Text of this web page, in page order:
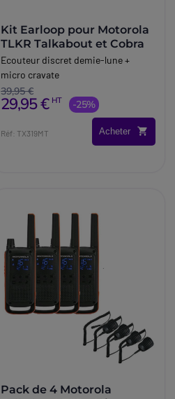
Kit Earloop pour Motorola
TLKR Talkabout et Cobra
Ecouteur discret demie-lune +
micro cravate
39,95 €
29,95 € HT -25%
Réf: TX319MT Acheter
Pack de 4 Motorola